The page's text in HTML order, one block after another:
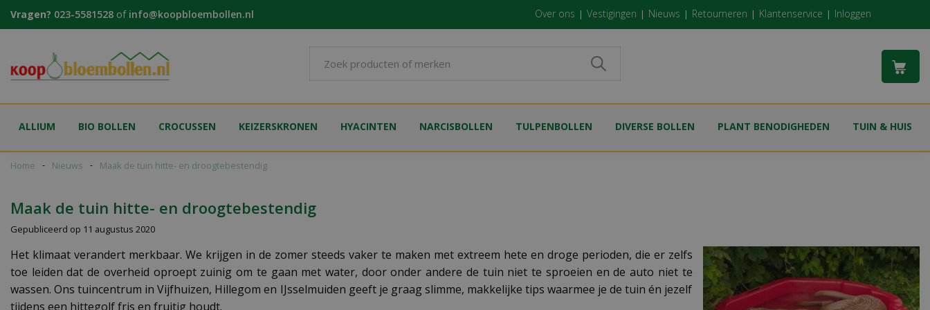
naar
Home Nieuws Maak de tuin hitte- en droogtebestendig
Vragen? 023-5581528 of info@koopbloembollen.nl Over ons Vestigingen Nieuws Retourneren Klantenservice Inloggen
ALLIUM BIO BOLLEN CROCUSSEN KEIZERSKRONEN HYACINTEN NARCISBOLLEN TULPENBOLLEN DIVERSE BOLLEN PLANT BENODIGHEDEN TUIN & HUIS
Maak de tuin hitte- en droogtebestendig
Gepubliceerd op 11 augustus 2020
Het klimaat verandert merkbaar. We krijgen in de zomer steeds vaker te maken met extreem hete en droge perioden, die er zelfs
toe leiden dat de overheid oproept zuinig om te gaan met water, door onder andere de tuin niet te sproeien en de auto niet te
wassen. Ons tuincentrum in Vijfhuizen, Hillegom en IJsselmuiden geeft je graag slimme, makkelijke tips waarmee je de tuin én jezelf
tijdens een hittegolf fris en fruitig houdt.